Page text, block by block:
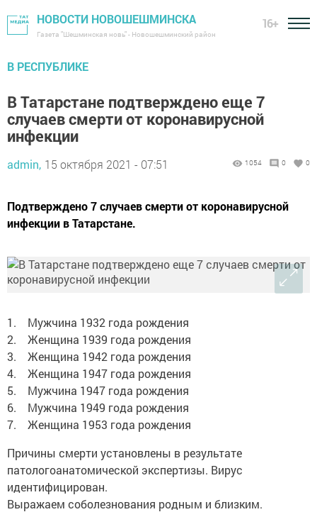
НОВОСТИ НОВОШЕШМИНСКА
Газета "Шешминская новь" - Новошешминский район
16+
В РЕСПУБЛИКЕ
В Татарстане подтверждено еще 7
случаев смерти от коронавирусной
инфекции
admin, 15 октября 2021 - 07:51 1054 0 0
Подтверждено 7 случаев смерти от коронавирусной
инфекции в Татарстане.
1. Мужчина 1932 года рождения
2. Женщина 1939 года рождения
3. Женщина 1942 года рождения
4. Женщина 1947 года рождения
5. Мужчина 1947 года рождения
6. Мужчина 1949 года рождения
7. Женщина 1953 года рождения
Причины смерти установлены в результате
патологоанатомической экспертизы. Вирус
идентифицирован.
Выражаем соболезнования родным и близким.